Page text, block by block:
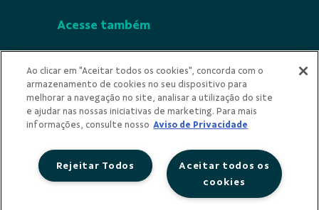
Acesse também
Indícios de Ilicitude
Privacidade
Ao clicar em "Aceitar todos os cookies", concorda com o
armazenamento de cookies no seu dispositivo para
melhorar a navegação no site, analisar a utilização do site
e ajudar nas nossas iniciativas de marketing. Para mais
informações, consulte nosso Aviso de Privacidade
Aceitar todos os
cookies
Rejeitar Todos